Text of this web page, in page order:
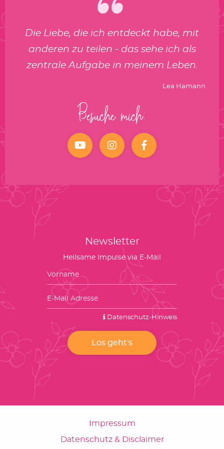
Die Liebe, die ich entdeckt habe, mit
anderen zu teilen - das sehe ich als
zentrale Aufgabe in meinem Leben.
Lea Hamann
Besuche mich:
YouTube Instagramfacebook
Newsletter
Heilsame Impulse via E-Mail
Datenschutz-Hinweis
Impressum
Datenschutz & Disclaimer